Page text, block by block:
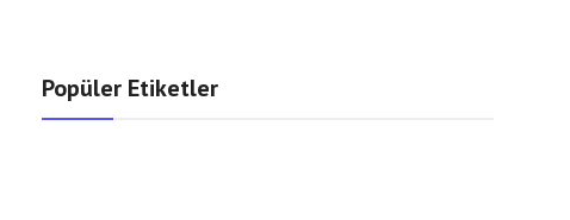
Popüler Etiketler